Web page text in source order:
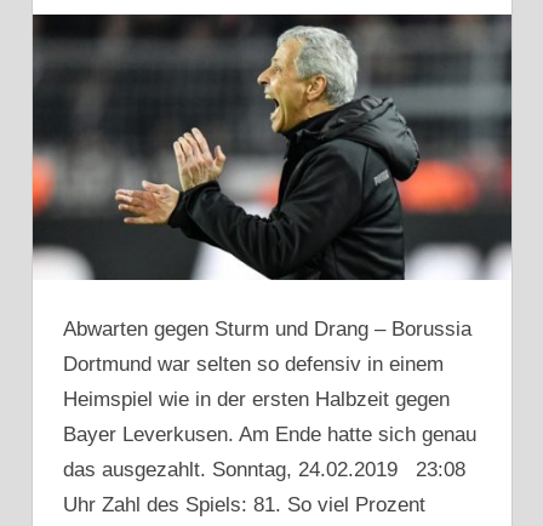
Abwarten gegen Sturm und Drang – Borussia
Dortmund war selten so defensiv in einem
Heimspiel wie in der ersten Halbzeit gegen
Bayer Leverkusen. Am Ende hatte sich genau
das ausgezahlt. Sonntag, 24.02.2019 23:08
Uhr Zahl des Spiels: 81. So viel Prozent